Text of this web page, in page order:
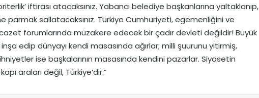
iftirası atacaksınız. Yabancı belediye başkanlarına yaltaklanıp,
parmak sallatacaksınız. Türkiye Cumhuriyeti, egemenliğini ve
forumlarında müzakere edecek bir çadır devleti değildir! Büyük
edip dünyayı kendi masasında ağırlar; milli şuurunu yitirmiş,
ise başkalarının masasında kendini pazarlar. Siyasetin
araları değil, Türkiye’dir.”